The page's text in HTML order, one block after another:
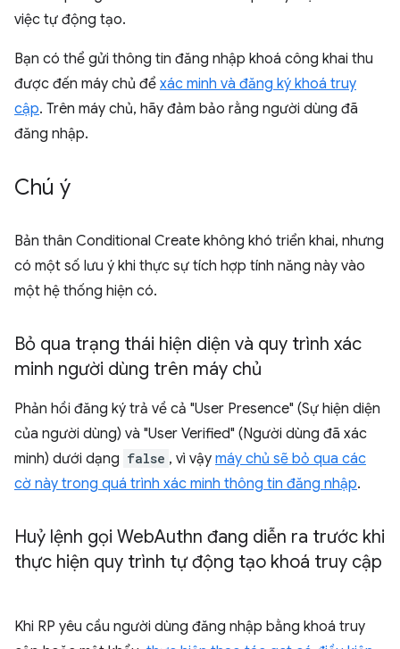
việc tự động tạo.
Bạn có thể gửi thông tin đăng nhập khoá công khai thu
được đến máy chủ để xác minh và đăng ký khoá truy
cập. Trên máy chủ, hãy đảm bảo rằng người dùng đã
đăng nhập.
Chú ý
Bản thân Conditional Create không khó triển khai, nhưng
có một số lưu ý khi thực sự tích hợp tính năng này vào
một hệ thống hiện có.
Bỏ qua trạng thái hiện diện và quy trình xác
minh người dùng trên máy chủ
Phản hồi đăng ký trả về cả "User Presence" (Sự hiện diện
của người dùng) và "User Verified" (Người dùng đã xác
minh) dưới dạng false , vì vậy máy chủ sẽ bỏ qua các
cờ này trong quá trình xác minh thông tin đăng nhập.
Huỷ lệnh gọi WebAuthn đang diễn ra trước khi
thực hiện quy trình tự động tạo khoá truy cập
Khi RP yêu cầu người dùng đăng nhập bằng khoá truy